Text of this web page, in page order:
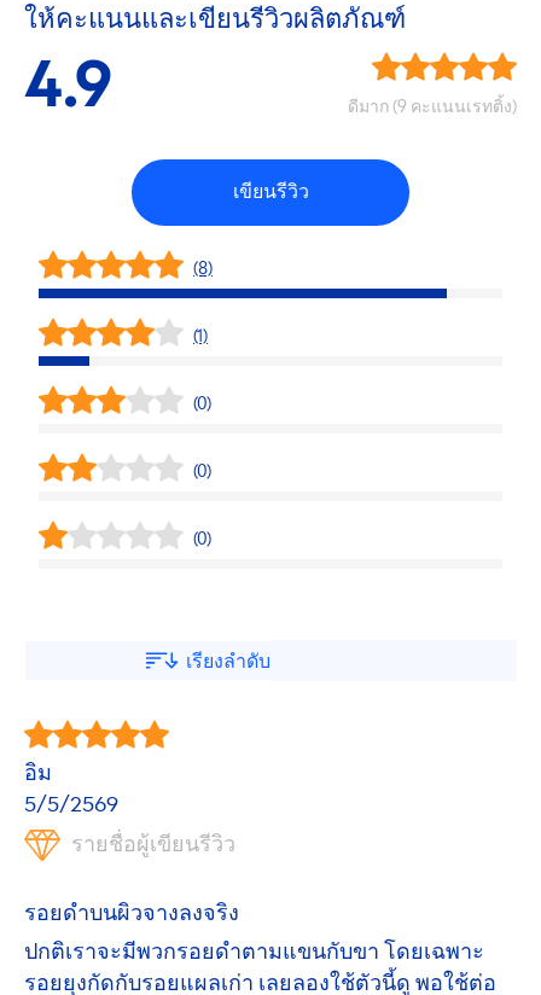
ให้คะแนนและเขียนรีวิวผลิตภัณฑ์
4.9 ดีมาก (9 คะแนนเรทติ้ง)
เขียนรีวิว
(8)
(1)
(0)
(0)
(0)
เรียงลำดับ
อิม
5/5/2569
รายชื่อผู้เขียนรีวิว
รอยดำบนผิวจางลงจริง
ปกติเราจะมีพวกรอยดำตามแขนกับขา โดยเฉพาะ
รอยยุงกัดกับรอยแผลเก่า เลยลองใช้ตัวนี้ดู พอใช้ต่อ